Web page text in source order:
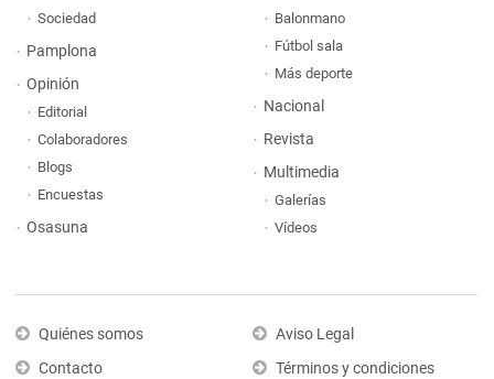
Sociedad
Pamplona
Opinión
Editorial
Colaboradores
Blogs
Encuestas
Osasuna
Balonmano
Fútbol sala
Más deporte
Nacional
Revista
Multimedia
Galerías
Vídeos
Quiénes somos
Contacto
Aviso Legal
Términos y condiciones